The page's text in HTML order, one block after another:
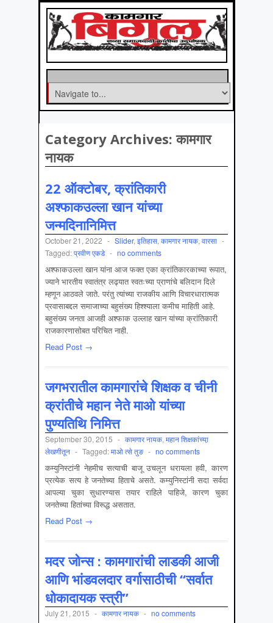
Category Archives:कामगार
नायक
22 ऑक्टोबर, क्रांतिकारी
अश्फाकउल्ला खान यांच्या
जन्मदिनानिमित्त
October 21, 2022 - Slider, इतिहास, कामगार नायक, वारसा -
Tagged:प्रवीण एकडे - no comments
अश्फाकउल्ला खान यांना आज फक्त एका क्रांतिकारकाच्या रूपात,
ज्याने भारतीय स्वातंत्र लढ्यात स्वतःच्या प्राणांचे बलिदान दिले
म्हणून आठवले जाते. परंतु त्यांच्या राजकीय आणि विचारधारात्मक
प्रवासाबद्दल समाजाच्या बहुसंख्य हिश्श्याला कमीच माहिती आहे.
बहुसंख्य जनता आजही अश्फाक उल्लाह खान यांच्या क्रांतिकारी
राजकारणासोबत परिचित नाही.
Read Post →
जगभरातील कामगारांचे शिक्षक व चीनी
क्रांतीचे महान नेते माओ यांच्या
पुण्यतिथि निमित्त
September 30, 2015 - कामगार नायक, महान शिक्षकांच्या़
लेखणीतून - Tagged:माओ त्से तुङ - no comments
कम्युनिस्टांनी नेहमीच सत्याची बाजू उचलून धरायला हवी, कारण
प्रत्येक सत्य हे जनतेच्या हिताचे असते. कम्युनिस्टांनी सदा सर्वदा
आपल्या चुका सुधारण्यास तयार राहिले पाहिजे, कारण चुका
जनतेच्या हितांच्या विरूद्ध असतात.
Read Post →
मदर जोन्स : कामगारांची लाडकी आजी
आणि भांडवलदार वर्गासाठीची “सर्वात
धोकादायक स्त्री”
July 21, 2015 - कामगार नायक - no comments